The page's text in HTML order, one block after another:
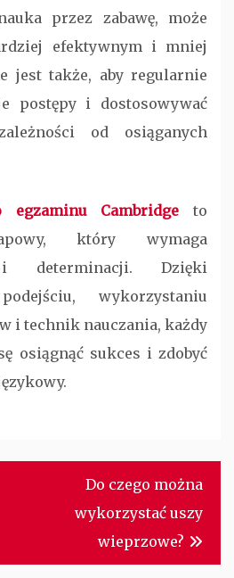
przez zabawę, może
efektywnym i mniej
jest także, aby regularnie
postępy i dostosowywać
od osiąganych
egzaminu Cambridge
to
który wymaga
i determinacji. Dzięki
wykorzystaniu
i technik nauczania, każdy
osiągnąć sukces i zdobyć
Do czego można
wykorzystać uszy
wieprzowe?